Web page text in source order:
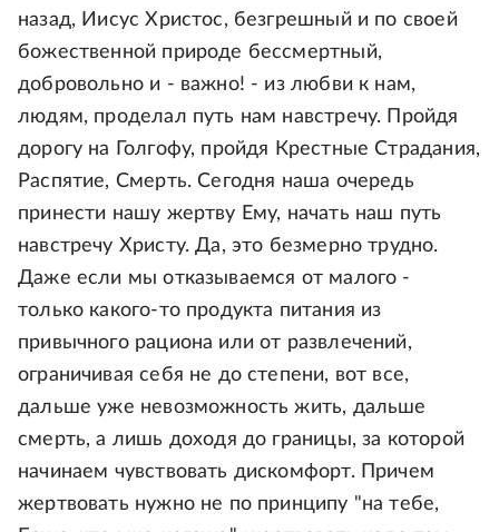
назад, Иисус Христос, безгрешный и по своей
божественной природе бессмертный,
добровольно и - важно! - из любви к нам,
людям, проделал путь нам навстречу. Пройдя
дорогу на Голгофу, пройдя Крестные Страдания,
Распятие, Смерть. Сегодня наша очередь
принести нашу жертву Ему, начать наш путь
навстречу Христу. Да, это безмерно трудно.
Даже если мы отказываемся от малого -
только какого-то продукта питания из
привычного рациона или от развлечений,
ограничивая себя не до степени, вот все,
дальше уже невозможность жить, дальше
смерть, а лишь доходя до границы, за которой
начинаем чувствовать дискомфорт. Причем
жертвовать нужно не по принципу "на тебе,